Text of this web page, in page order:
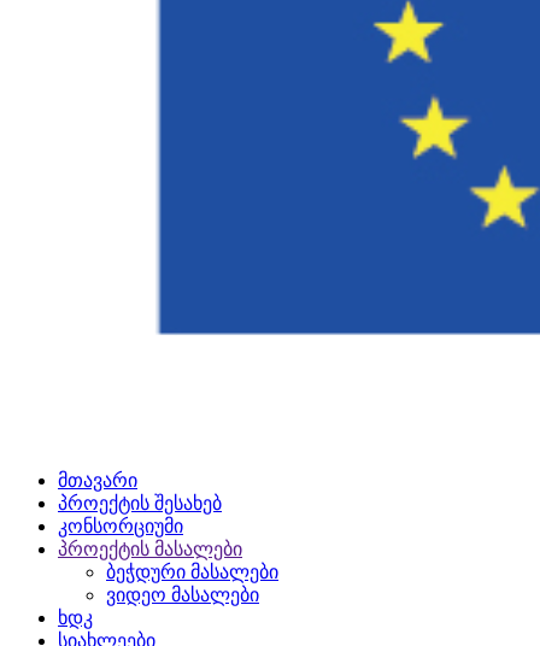
მთავარი
პროექტის შესახებ
კონსორციუმი
პროექტის მასალები
ბეჭდური მასალები
ვიდეო მასალები
ხდკ
სიახლეები